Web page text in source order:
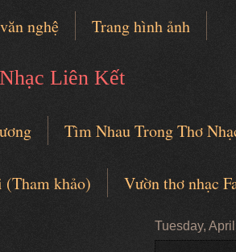
nghệ Trang hình ảnh
Nhạc Liên Kết
Tìm Nhau Trong Thơ
khảo)
Vườn thơ nhạc
Tuesday,